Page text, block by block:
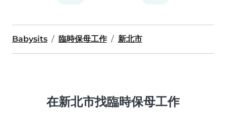
Babysits 臨時保母工作 新北市
在新北市找臨時保母工作